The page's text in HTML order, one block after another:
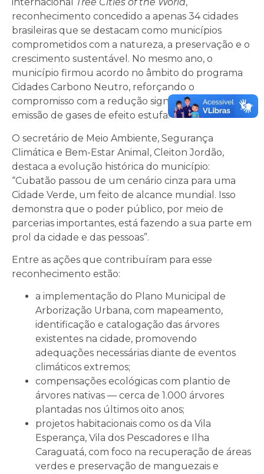
reconhecimento concedido a apenas 34 cidades
brasileiras que se destacam como municípios
comprometidos com a natureza, a preservação e o
crescimento sustentável. No mesmo ano, o
município firmou acordo no âmbito do programa
Cidades Carbono Neutro, reforçando o
compromisso com a redução significativa da
emissão de gases de efeito estufa.
O secretário de Meio Ambiente, Segurança
Climática e Bem-Estar Animal, Cleiton Jordão,
destaca a evolução histórica do município:
“Cubatão passou de um cenário cinza para uma
Cidade Verde, um feito de alcance mundial. Isso
demonstra que o poder público, por meio de
parcerias importantes, está fazendo a sua parte em
prol da cidade e das pessoas”.
Entre as ações que contribuíram para esse
reconhecimento estão:
a implementação do Plano Municipal de
Arborização Urbana, com mapeamento,
identificação e catalogação das árvores
existentes na cidade, promovendo
adequações necessárias diante de eventos
climáticos extremos;
compensações ecológicas com plantio de
árvores nativas — cerca de 1.000 árvores
plantadas nos últimos oito anos;
projetos habitacionais como os da Vila
Esperança, Vila dos Pescadores e Ilha
Caraguatá, com foco na recuperação de áreas
verdes e preservação de manguezais e